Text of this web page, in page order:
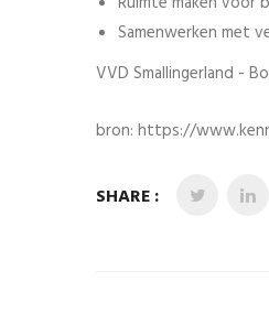
Samenwerken met
VVD Smallingerland -
bron: https://
SHARE :